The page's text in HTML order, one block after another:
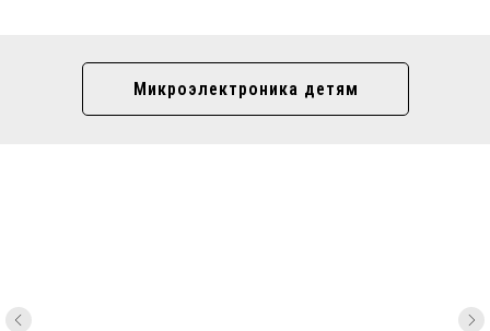
Микроэлектроника детям